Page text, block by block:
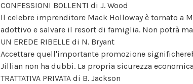
CONFESSIONI BOLLENTI di J. Wood
Il celebre imprenditore Mack Holloway è tornato a
adottivo e salvare il resort di famiglia. Non potrà
UN EREDE RIBELLE di N. Bryant
Accettare quell'importante promozione
Jillian non ha dubbi. La propria sicurezza
TRATTATIVA PRIVATA di B. Jackson